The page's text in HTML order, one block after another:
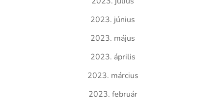
2023. június
2023. május
2023. április
2023. március
2023. február